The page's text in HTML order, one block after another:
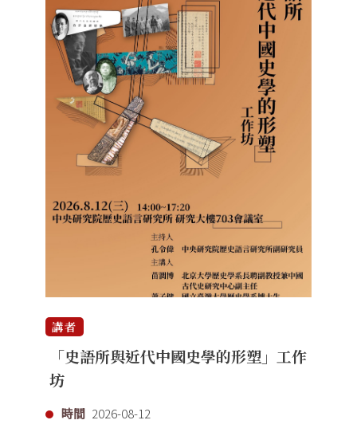
講者
「史語所與近代中國史學的形塑」工作
坊
時間 2026-08-12